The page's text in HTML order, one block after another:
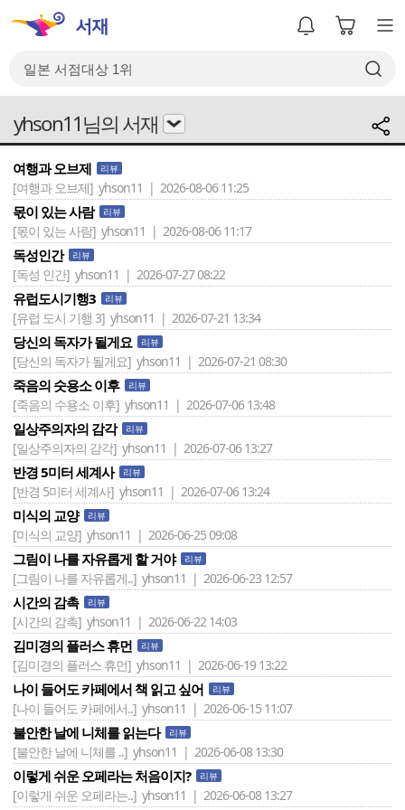
yhson11님의 서재
여행과 오브제 리뷰
[여행과 오브제] yhson11 | 2026-08-06 11:25
몫이 있는 사람 리뷰
[몫이 있는 사람] yhson11 | 2026-08-06 11:17
독성인간 리뷰
[독성 인간] yhson11 | 2026-07-27 08:22
유럽도시기행3 리뷰
[유럽 도시 기행 3] yhson11 | 2026-07-21 13:34
당신의 독자가 될게요 리뷰
[당신의 독자가 될게요] yhson11 | 2026-07-21 08:30
죽음의 숫용소 이후 리뷰
[죽음의 수용소 이후] yhson11 | 2026-07-06 13:48
일상주의자의 감각 리뷰
[일상주의자의 감각] yhson11 | 2026-07-06 13:27
반경 5미터 세계사 리뷰
[반경 5미터 세계사] yhson11 | 2026-07-06 13:24
미식의 교양 리뷰
[미식의 교양] yhson11 | 2026-06-25 09:08
그림이 나를 자유롭게 할 거야 리뷰
[그림이 나를 자유롭게..] yhson11 | 2026-06-23 12:57
시간의 감촉 리뷰
[시간의 감촉] yhson11 | 2026-06-22 14:03
김미경의 플러스 휴먼 리뷰
[김미경의 플러스 휴먼] yhson11 | 2026-06-19 13:22
나이 들어도 카페에서 책 읽고 싶어 리뷰
[나이 들어도 카페에서..] yhson11 | 2026-06-15 11:07
불안한 날에 니체를 읽는다 리뷰
[불안한 날에 니체를 ..] yhson11 | 2026-06-08 13:30
이렇게 쉬운 오페라는 처음이지? 리뷰
[이렇게 쉬운 오페라는..] yhson11 | 2026-06-08 13:27